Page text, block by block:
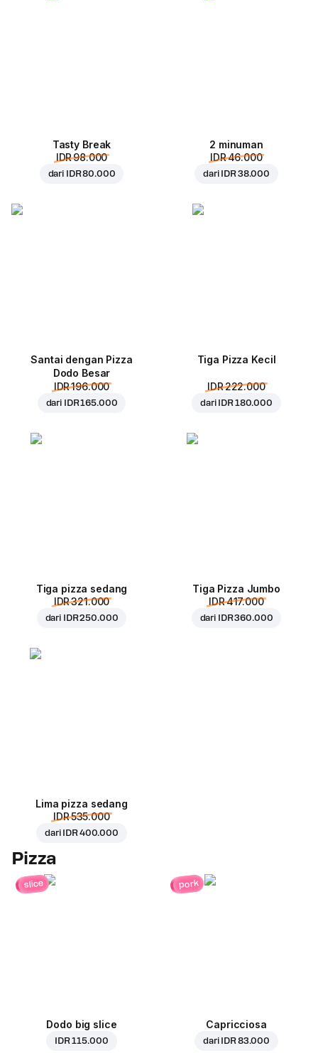
Tasty Break
IDR 98.000
dari IDR 80.000
2 minuman
IDR 46.000
dari IDR 38.000
Santai dengan Pizza
Dodo Besar
IDR 196.000
dari IDR 165.000
Tiga Pizza Kecil
IDR 222.000
dari IDR 180.000
Tiga pizza sedang
IDR 321.000
dari IDR 250.000
Tiga Pizza Jumbo
IDR 417.000
dari IDR 360.000
Lima pizza sedang
IDR 535.000
dari IDR 400.000
Pizza
slice
Dodo big slice
IDR 115.000
pork
Capricciosa
dari IDR 83.000